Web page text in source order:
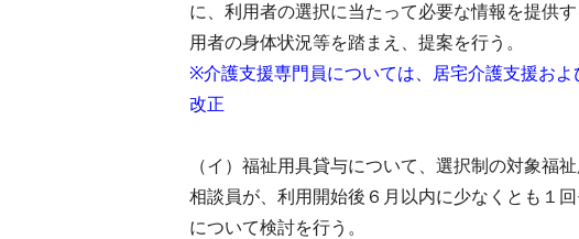
に、利用者の選択に当たって必要な情報を提供
用者の身体状況等を踏まえ、提案を行う。
※介護支援専門員については、居宅介護支援お
改正
（イ）福祉用具貸与について、選択制の対象福
相談員が、利用開始後６月以内に少なくとも１
について検討を行う。